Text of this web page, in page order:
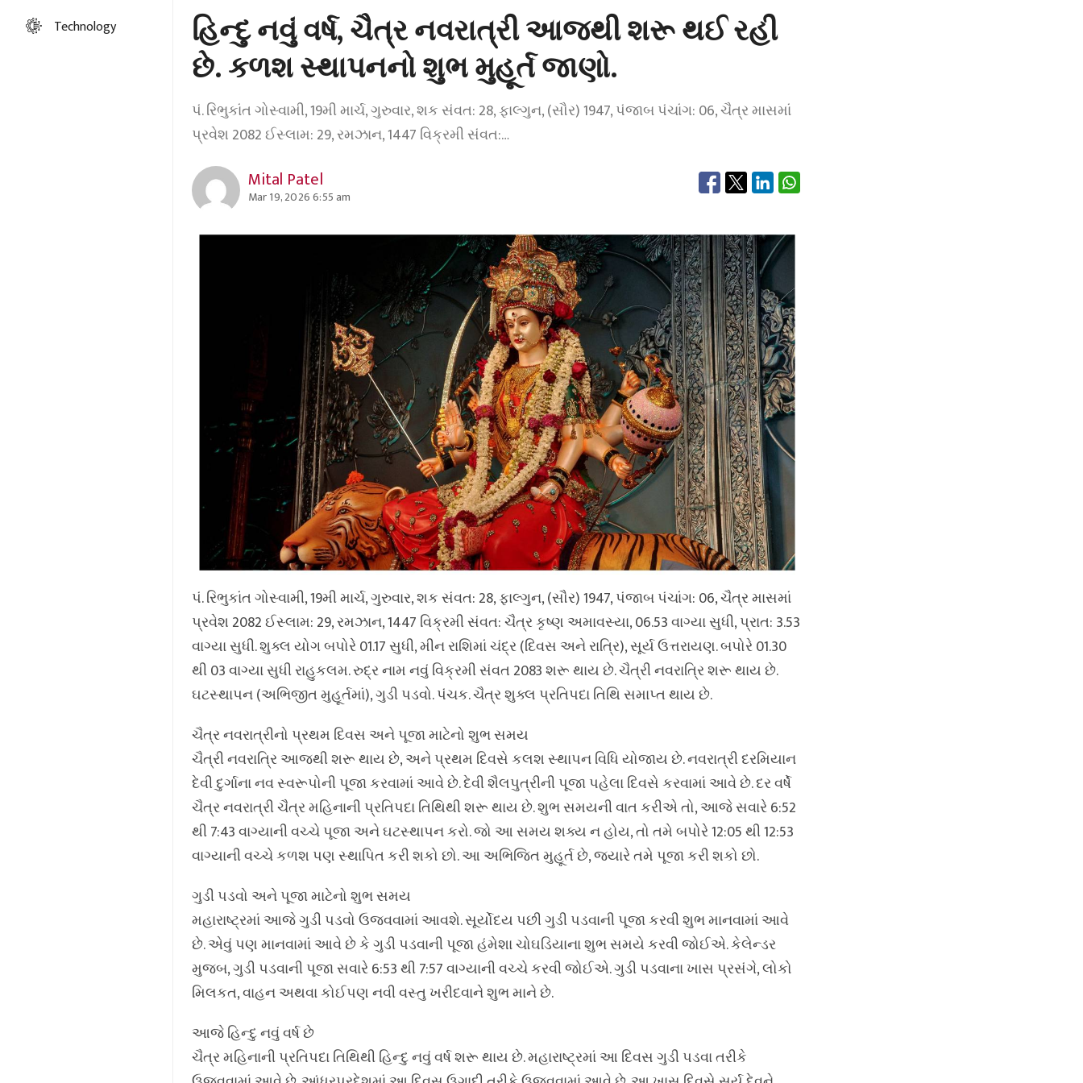
Technology
હિન્દુ નવું વર્ષ, ચૈત્ર નવરાત્રી આજથી શરૂ થઈ રહી
છે. કળશ સ્થાપનનો શુભ મુહૂર્ત જાણો.
પં. રિભુકાંત ગોસ્વામી, 19મી માર્ચ, ગુરુવાર, શક સંવત: 28, ફાલ્ગુન, (સૌર) 1947, પંજાબ પંચાંગ: 06, ચૈત્ર માસમાં
પ્રવેશ 2082 ઈસ્લામ: 29, રમઝાન, 1447 વિક્રમી સંવત:…
Mital Patel
Mar 19, 2026 6:55 am
પં. રિભુકાંત ગોસ્વામી, 19મી માર્ચ, ગુરુવાર, શક સંવત: 28, ફાલ્ગુન, (સૌર) 1947, પંજાબ પંચાંગ: 06, ચૈત્ર માસમાં
પ્રવેશ 2082 ઈસ્લામ: 29, રમઝાન, 1447 વિક્રમી સંવત: ચૈત્ર કૃષ્ણ અમાવસ્યા, 06.53 વાગ્યા સુધી, પ્રાત: 3.53
વાગ્યા સુધી. શુક્લ યોગ બપોરે 01.17 સુધી, મીન રાશિમાં ચંદ્ર (દિવસ અને રાત્રિ), સૂર્ય ઉત્તરાયણ. બપોરે 01.30
થી 03 વાગ્યા સુધી રાહુકલમ. રુદ્ર નામ નવું વિક્રમી સંવત 2083 શરૂ થાય છે. ચૈત્રી નવરાત્રિ શરૂ થાય છે.
ઘટસ્થાપન (અભિજીત મુહૂર્તમાં), ગુડી પડવો. પંચક. ચૈત્ર શુક્લ પ્રતિપદા તિથિ સમાપ્ત થાય છે.
ચૈત્ર નવરાત્રીનો પ્રથમ દિવસ અને પૂજા માટેનો શુભ સમય
ચૈત્રી નવરાત્રિ આજથી શરૂ થાય છે, અને પ્રથમ દિવસે કલશ સ્થાપન વિધિ યોજાય છે. નવરાત્રી દરમિયાન
દેવી દુર્ગાના નવ સ્વરૂપોની પૂજા કરવામાં આવે છે. દેવી શૈલપુત્રીની પૂજા પહેલા દિવસે કરવામાં આવે છે. દર વર્ષે
ચૈત્ર નવરાત્રી ચૈત્ર મહિનાની પ્રતિપદા તિથિથી શરૂ થાય છે. શુભ સમયની વાત કરીએ તો, આજે સવારે 6:52
થી 7:43 વાગ્યાની વચ્ચે પૂજા અને ઘટસ્થાપન કરો. જો આ સમય શક્ય ન હોય, તો તમે બપોરે 12:05 થી 12:53
વાગ્યાની વચ્ચે કળશ પણ સ્થાપિત કરી શકો છો. આ અભિજિત મુહૂર્ત છે, જ્યારે તમે પૂજા કરી શકો છો.
ગુડી પડવો અને પૂજા માટેનો શુભ સમય
મહારાષ્ટ્રમાં આજે ગુડી પડવો ઉજવવામાં આવશે. સૂર્યોદય પછી ગુડી પડવાની પૂજા કરવી શુભ માનવામાં આવે
છે. એવું પણ માનવામાં આવે છે કે ગુડી પડવાની પૂજા હંમેશા ચોઘડિયાના શુભ સમયે કરવી જોઈએ. કેલેન્ડર
મુજબ, ગુડી પડવાની પૂજા સવારે 6:53 થી 7:57 વાગ્યાની વચ્ચે કરવી જોઈએ. ગુડી પડવાના ખાસ પ્રસંગે, લોકો
મિલકત, વાહન અથવા કોઈપણ નવી વસ્તુ ખરીદવાને શુભ માને છે.
આજે હિન્દુ નવું વર્ષ છે
ચૈત્ર મહિનાની પ્રતિપદા તિથિથી હિન્દુ નવું વર્ષ શરૂ થાય છે. મહારાષ્ટ્રમાં આ દિવસ ગુડી પડવા તરીકે